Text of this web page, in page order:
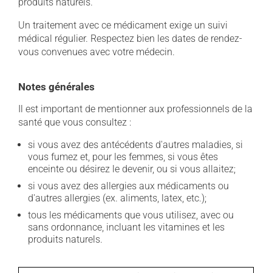
Un traitement avec ce médicament exige un suivi
médical régulier. Respectez bien les dates de rendez-
vous convenues avec votre médecin.
Notes générales
Il est important de mentionner aux professionnels de la
santé que vous consultez :
si vous avez des antécédents d'autres maladies, si
vous fumez et, pour les femmes, si vous êtes
enceinte ou désirez le devenir, ou si vous allaitez;
si vous avez des allergies aux médicaments ou
d'autres allergies (ex. aliments, latex, etc.);
tous les médicaments que vous utilisez, avec ou
sans ordonnance, incluant les vitamines et les
produits naturels.